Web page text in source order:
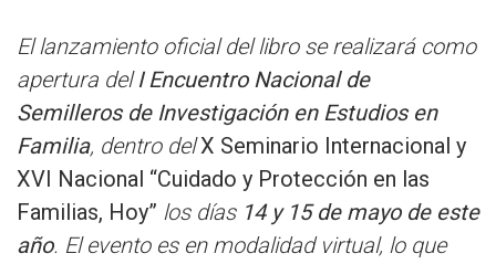
El lanzamiento oficial del libro se realizará como
apertura delI Encuentro Nacional de
Semilleros de Investigación en Estudios en
Familia, dentro delX Seminario Internacional y
XVI Nacional “Cuidado y Protección en las
Familias, Hoy” los días 14 y 15 de mayo de este
año. El evento es en modalidad virtual, lo que